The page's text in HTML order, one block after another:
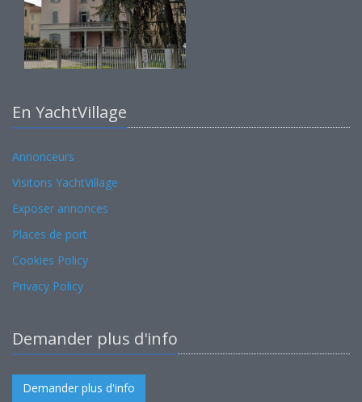
En YachtVillage
Annonceurs
Visitons YachtVillage
Exposer annonces
Places de port
Cookies Policy
Privacy Policy
Demander plus d'info
Demander plus d'info